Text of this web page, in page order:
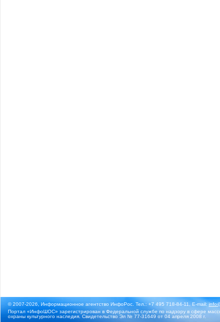
© 2007-2026, Информационное агентство ИнфоРос. Тел.: +7 495 718-84-11, E-mail:
Портал «ИнфоШОС» зарегистрирован в Федеральной службе по надзору в сфере
охраны культурного наследия. Свидетельство Эл № 77-31649 от 04 апреля 2008 г.